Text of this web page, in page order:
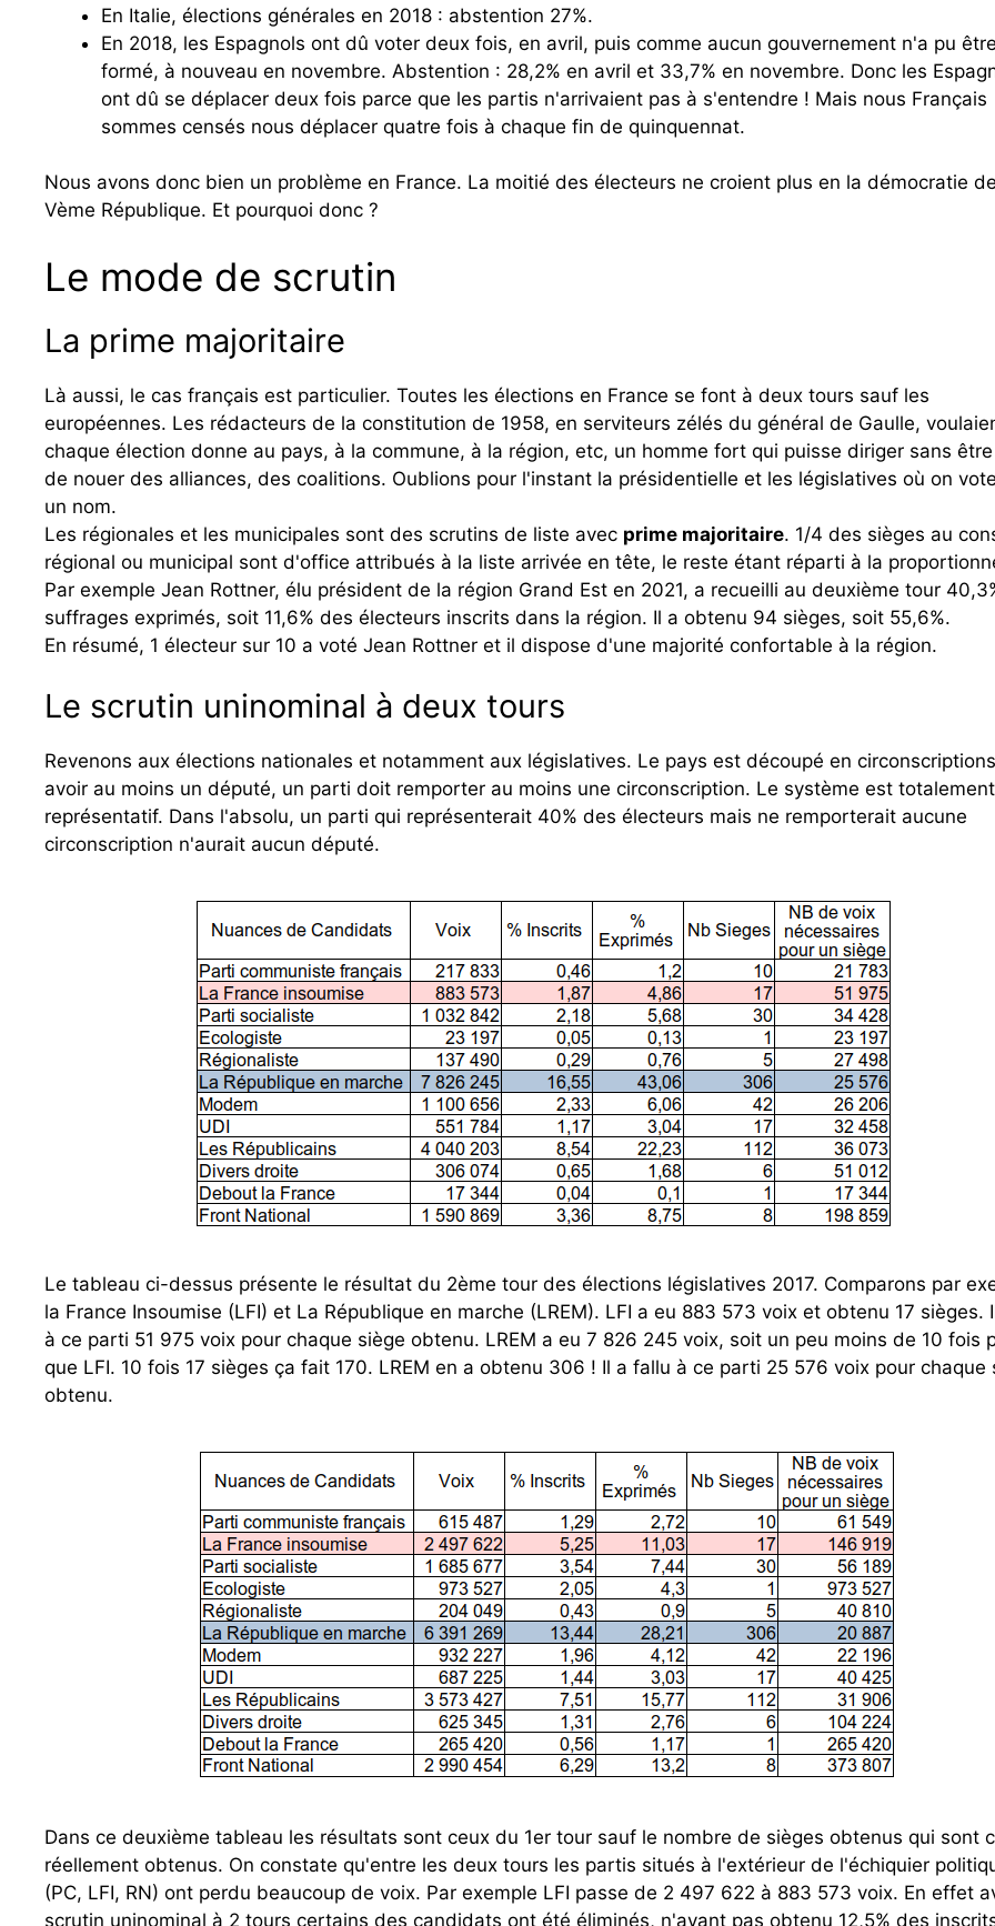
En Italie, élections générales en 2018 : abstention 27%.
En 2018, les Espagnols ont dû voter deux fois, en avril, puis comme aucun gouvernement n'a pu être
formé, à nouveau en novembre. Abstention : 28,2% en avril et 33,7% en novembre. Donc les
ont dû se déplacer deux fois parce que les partis n'arrivaient pas à s'entendre ! Mais nous Français
sommes censés nous déplacer quatre fois à chaque fin de quinquennat.
Nous avons donc bien un problème en France. La moitié des électeurs ne croient plus en la démocratie
Vème République. Et pourquoi donc ?
Le mode de scrutin
La prime majoritaire
Là aussi, le cas français est particulier. Toutes les élections en France se font à deux tours sauf les
européennes. Les rédacteurs de la constitution de 1958, en serviteurs zélés du général de Gaulle,
chaque élection donne au pays, à la commune, à la région, etc, un homme fort qui puisse diriger sans
de nouer des alliances, des coalitions. Oublions pour l'instant la présidentielle et les législatives où on
un nom.
Les régionales et les municipales sont des scrutins de liste avec prime majoritaire. 1/4 des sièges au
régional ou municipal sont d'office attribués à la liste arrivée en tête, le reste étant réparti à la
Par exemple Jean Rottner, élu président de la région Grand Est en 2021, a recueilli au deuxième tour
suffrages exprimés, soit 11,6% des électeurs inscrits dans la région. Il a obtenu 94 sièges, soit 55,6%.
En résumé, 1 électeur sur 10 a voté Jean Rottner et il dispose d'une majorité confortable à la région.
Le scrutin uninominal à deux tours
Revenons aux élections nationales et notamment aux législatives. Le pays est découpé en
avoir au moins un député, un parti doit remporter au moins une circonscription. Le système est
représentatif. Dans l'absolu, un parti qui représenterait 40% des électeurs mais ne remporterait aucune
circonscription n'aurait aucun député.
Le tableau ci-dessus présente le résultat du 2ème tour des élections législatives 2017. Comparons par
la France Insoumise (LFI) et La République en marche (LREM). LFI a eu 883 573 voix et obtenu 17 sièges.
à ce parti 51 975 voix pour chaque siège obtenu. LREM a eu 7 826 245 voix, soit un peu moins de 10 fois
que LFI. 10 fois 17 sièges ça fait 170. LREM en a obtenu 306 ! Il a fallu à ce parti 25 576 voix pour chaque
obtenu.
Dans ce deuxième tableau les résultats sont ceux du 1er tour sauf le nombre de sièges obtenus qui sont
réellement obtenus. On constate qu'entre les deux tours les partis situés à l'extérieur de l'échiquier
(PC, LFI, RN) ont perdu beaucoup de voix. Par exemple LFI passe de 2 497 622 à 883 573 voix. En effet
scrutin uninominal à 2 tours certains des candidats ont été éliminés, n'ayant pas obtenu 12,5% des